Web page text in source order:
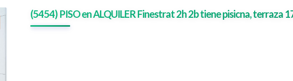
(5454) PISO en ALQUILER Finestrat 2h 2b tiene pisicna, terraza